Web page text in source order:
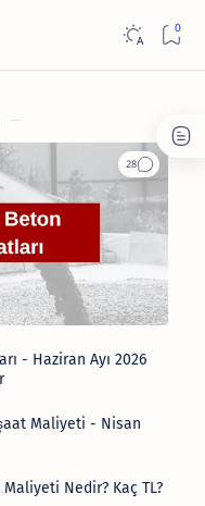
- Haziran Ayı 2026
Maliyeti - Nisan
Nedir? Kaç TL?